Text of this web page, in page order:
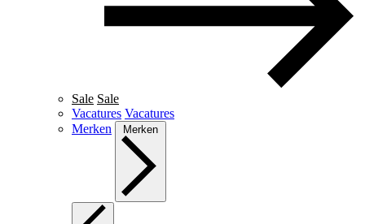
Sale Sale
Vacatures Vacatures
Merken
Merken